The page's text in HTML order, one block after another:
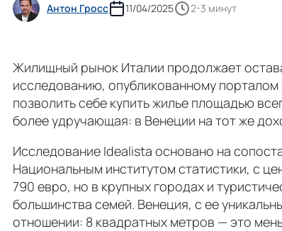
Антон Гросс 11/04/2025 2-3 минут
Жилищный рынок Италии продолжает
исследованию, опубликованному
позволить себе купить жилье площадью
более удручающая: в Венеции на тот же
Исследование Idealista основано на
Национальным институтом статистики, с
790 евро, но в крупных городах и
большинства семей. Венеция, с ее
отношении: 8 квадратных метров — это